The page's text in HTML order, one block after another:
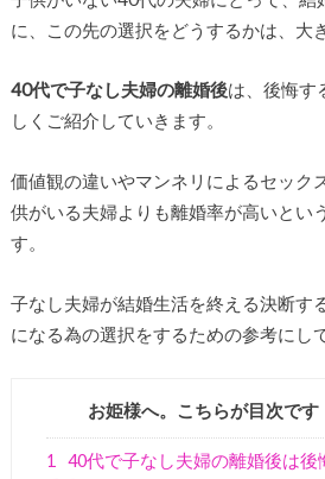
に、この先の選択をどうするかは、大
40代で子なし夫婦の離婚後は、後悔す
しくご紹介していきます。
価値観の違いやマンネリによるセック
供がいる夫婦よりも離婚率が高いとい
す。
子なし夫婦が結婚生活を終える決断す
になる為の選択をするための参考にし
お姫様へ。こちらが目次です
1
40代で子なし夫婦の離婚後は後